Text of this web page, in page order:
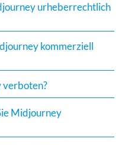
urheberrechtlich
kommerziell
verboten?
Midjourney